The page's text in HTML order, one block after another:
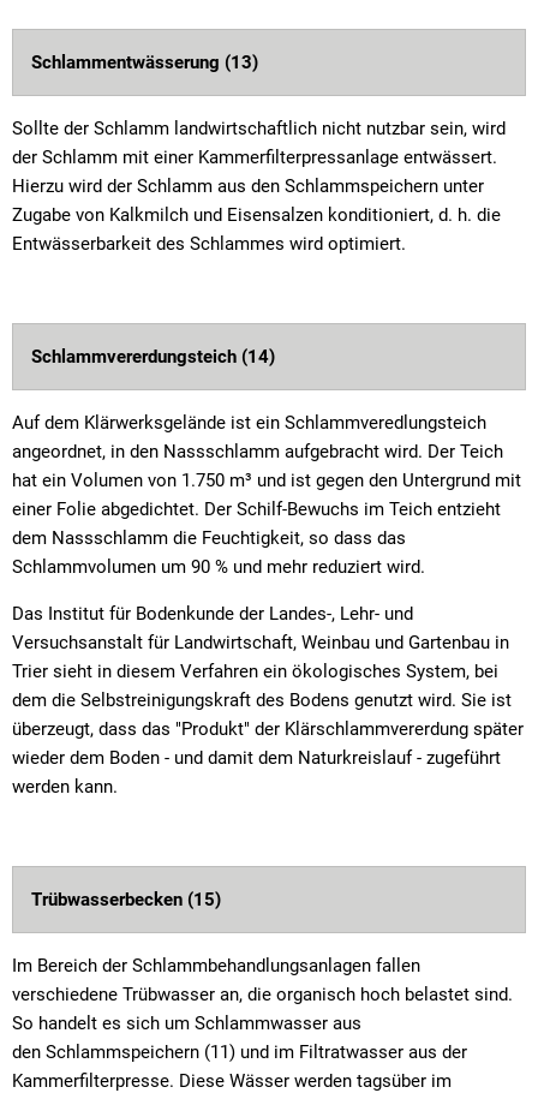
Schlammentwässerung (13)
Sollte der Schlamm landwirtschaftlich nicht nutzbar sein, wird
der Schlamm mit einer Kammerfilterpressanlage entwässert.
Hierzu wird der Schlamm aus den Schlammspeichern unter
Zugabe von Kalkmilch und Eisensalzen konditioniert, d. h. die
Entwässerbarkeit des Schlammes wird optimiert.
Schlammvererdungsteich (14)
Auf dem Klärwerksgelände ist ein Schlammveredlungsteich
angeordnet, in den Nassschlamm aufgebracht wird. Der Teich
hat ein Volumen von 1.750 m³ und ist gegen den Untergrund mit
einer Folie abgedichtet. Der Schilf-Bewuchs im Teich entzieht
dem Nassschlamm die Feuchtigkeit, so dass das
Schlammvolumen um 90 % und mehr reduziert wird.
Das Institut für Bodenkunde der Landes-, Lehr- und
Versuchsanstalt für Landwirtschaft, Weinbau und Gartenbau in
Trier sieht in diesem Verfahren ein ökologisches System, bei
dem die Selbstreinigungskraft des Bodens genutzt wird. Sie ist
überzeugt, dass das "Produkt" der Klärschlammvererdung später
wieder dem Boden - und damit dem Naturkreislauf - zugeführt
werden kann.
Trübwasserbecken (15)
Im Bereich der Schlammbehandlungsanlagen fallen
verschiedene Trübwasser an, die organisch hoch belastet sind.
So handelt es sich um Schlammwasser aus
den Schlammspeichern (11) und im Filtratwasser aus der
Kammerfilterpresse. Diese Wässer werden tagsüber im